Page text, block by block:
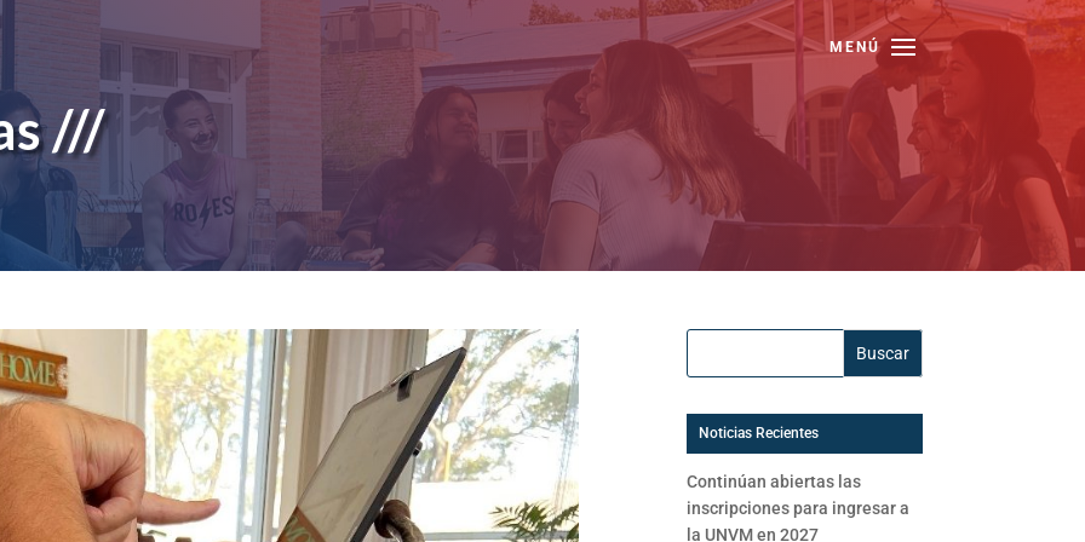
///
Buscar:
Noticias Recientes
Continúan abiertas las
inscripciones para ingresar a
la UNVM en 2027